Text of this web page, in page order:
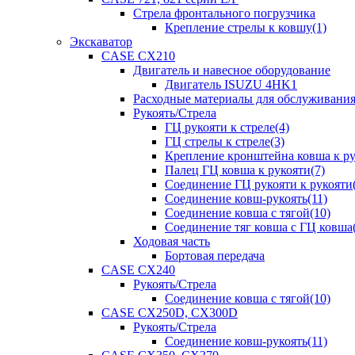
Стрела фронтального погрузчика
Крепление стрелы к ковшу(1)
Экскаватор
CASE CX210
Двигатель и навесное оборудование
Двигатель ISUZU 4HK1
Расходные материалы для обслуживания
Рукоять/Стрела
ГЦ рукояти к стреле(4)
ГЦ стрелы к стреле(3)
Крепление кронштейна ковша к
Палец ГЦ ковша к рукояти(7)
Соединение ГЦ рукояти к
Соединение ковш-рукоять(11)
Соединение ковша с тягой(10)
Соединение тяг ковша с ГЦ
Ходовая часть
Бортовая передача
CASE CX240
Рукоять/Стрела
Соединение ковша с тягой(10)
CASE CX250D, CX300D
Рукоять/Стрела
Соединение ковш-рукоять(11)